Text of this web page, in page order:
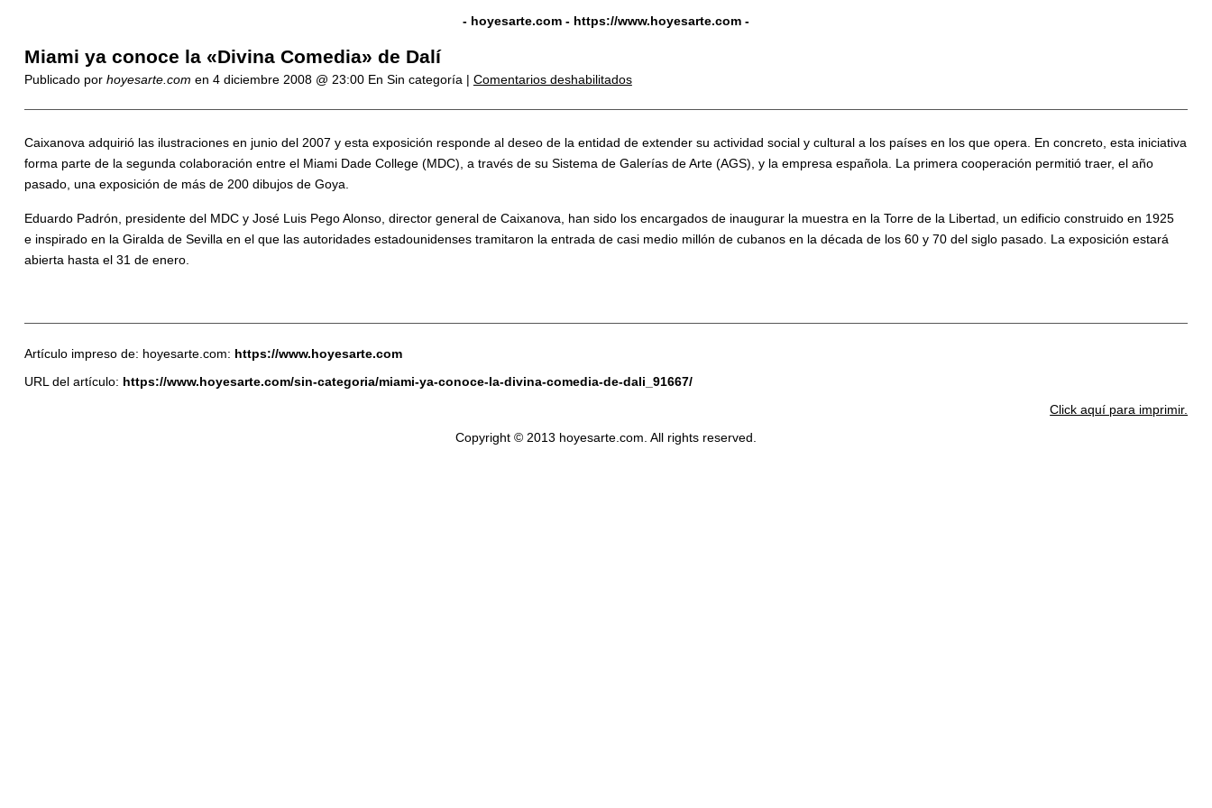
- hoyesarte.com - https://www.hoyesarte.com -
Miami ya conoce la «Divina Comedia» de Dalí
Publicado por hoyesarte.com en 4 diciembre 2008 @ 23:00 En Sin categoría | Comentarios deshabilitados
Caixanova adquirió las ilustraciones en junio del 2007 y esta exposición responde al deseo de la entidad de extender su actividad social y cultural a los países en los que opera. En concreto, esta iniciativa
forma parte de la segunda colaboración entre el Miami Dade College (MDC), a través de su Sistema de Galerías de Arte (AGS), y la empresa española. La primera cooperación permitió traer, el año
pasado, una exposición de más de 200 dibujos de Goya.
Eduardo Padrón, presidente del MDC y José Luis Pego Alonso, director general de Caixanova, han sido los encargados de inaugurar la muestra en la Torre de la Libertad, un edificio construido en 1925
e inspirado en la Giralda de Sevilla en el que las autoridades estadounidenses tramitaron la entrada de casi medio millón de cubanos en la década de los 60 y 70 del siglo pasado. La exposición estará
abierta hasta el 31 de enero.
Artículo impreso de: hoyesarte.com: https://www.hoyesarte.com
URL del artículo: https://www.hoyesarte.com/sin-categoria/miami-ya-conoce-la-divina-comedia-de-dali_91667/
Click aquí para imprimir.
Copyright © 2013 hoyesarte.com. All rights reserved.